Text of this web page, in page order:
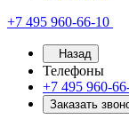
+7 495 960-66-10
Назад
Телефоны
+7 495 960-
Заказать